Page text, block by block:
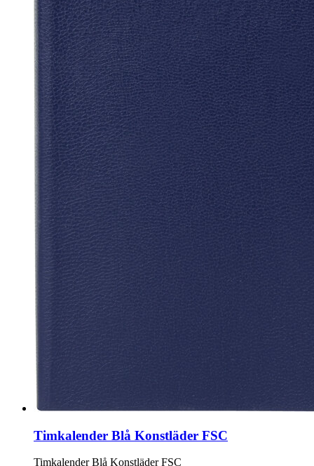
Timkalender Blå Konstläder FSC
Timkalender Blå Konstläder FSC